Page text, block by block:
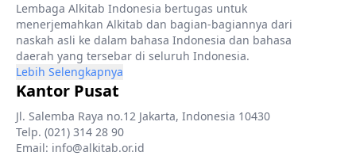
Lembaga Alkitab Indonesia bertugas untuk
menerjemahkan Alkitab dan bagian-bagiannya dari
naskah asli ke dalam bahasa Indonesia dan bahasa
daerah yang tersebar di seluruh Indonesia.
Lebih Selengkapnya
Kantor Pusat
Jl. Salemba Raya no.12 Jakarta, Indonesia 10430
Telp. (021) 314 28 90
Email: info@alkitab.or.id